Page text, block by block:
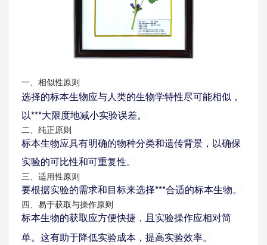
一、相似性原则
选择的标本生物应与人类的生物学特性尽可能相似，
以***大限度地减小实验误差。
二、纯正原则
标本生物应具有明确的物种分类和遗传背景，以确保
实验的可比性和可重复性。
三、适用性原则
要根据实验的需求和目标来选择***合适的标本生物。
四、易于获取与操作原则
标本生物的获取应方便快捷，且实验操作应相对简
单。这有助于降低实验成本，提高实验效率。